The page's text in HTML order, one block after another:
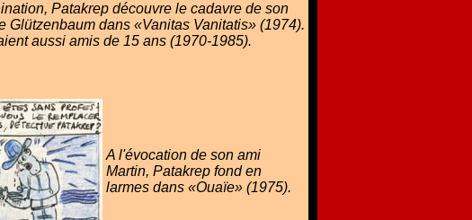
Patakrep découvre le cadavre de son
Glützenbaum dans «Vanitas Vanitatis» (1974).
aussi amis de 15 ans (1970-1985).
A l'évocation de son ami
Martin, Patakrep fond en
larmes dans «Ouaïe» (1975).